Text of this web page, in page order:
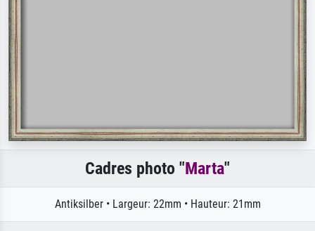
Cadres photo "Marta"
Antiksilber • Largeur: 22mm • Hauteur: 21mm